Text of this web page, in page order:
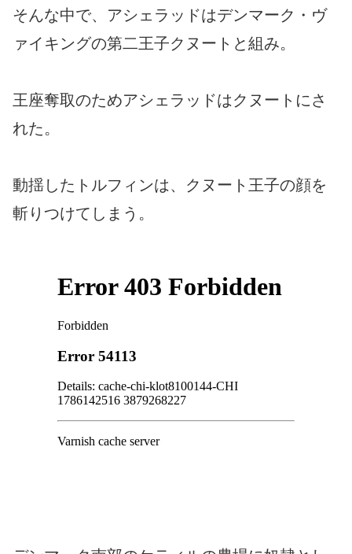
そんな中で、アシェラッドはデンマーク・ヴ
ァイキングの第二王子クヌートと組み。
王座奪取のためアシェラッドはクヌートにさ
れた。
動揺したトルフィンは、クヌート王子の顔を
斬りつけてしまう。